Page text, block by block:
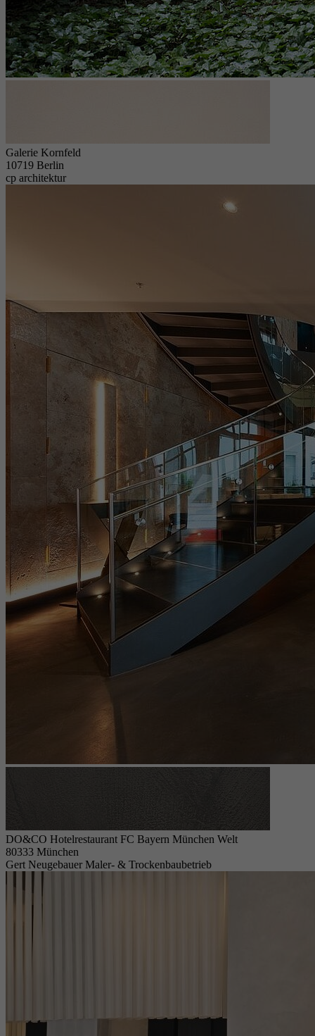
Galerie Kornfeld
10719 Berlin
cp architektur
DO&CO Hotelrestaurant FC Bayern München Welt
80333 München
Gert Neugebauer Maler- & Trockenbaubetrieb